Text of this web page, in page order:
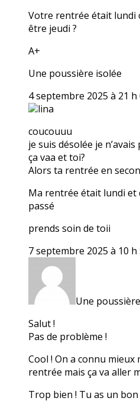
Votre rentrée était lundi
être jeudi ?
A+
Une poussière isolée
4 septembre 2025 à 21 h
lina
coucouuu
je suis désolée je n’avais
ça vaa et toi?
Alors ta rentrée en
Ma rentrée était lundi et
passé
prends soin de toii
7 septembre 2025 à 10 h
Une
Salut !
Pas de problème !
Cool ! On a connu mieux
rentrée mais ça va aller
Trop bien ! Tu as un